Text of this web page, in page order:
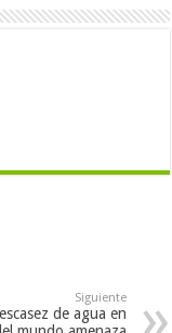
Siguiente
de agua en